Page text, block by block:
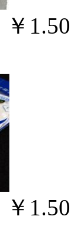
￥1.50
￥1.50